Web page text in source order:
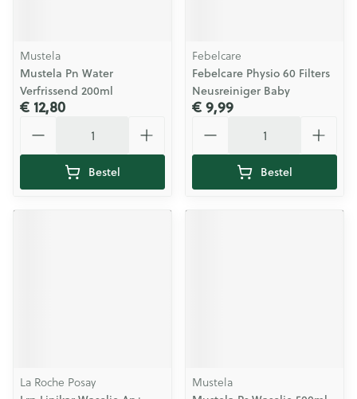
Mustela
Mustela Pn Water
Verfrissend 200ml
€ 12,80
Bestel
Febelcare
Febelcare Physio 60 Filters
Neusreiniger Baby
€ 9,99
Bestel
La Roche Posay
Mustela